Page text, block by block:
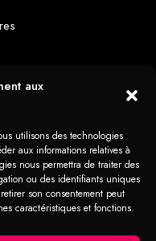
aux
utilisons des technologies
aux informations relatives à
nous permettra de traiter des
ou des identifiants uniques
son consentement peut
caractéristiques et fonctions.
(QC) Canada J7K 2Z2
© 2026 -web + marketing - em2
Politique en